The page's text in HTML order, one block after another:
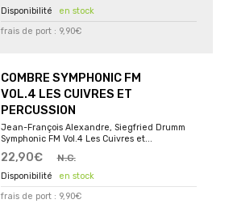
en stock
frais de port : 9,90€
COMBRE SYMPHONIC FM
VOL.4 LES CUIVRES ET
PERCUSSION
Jean-François Alexandre, Siegfried Drumm
Symphonic FM Vol.4 Les Cuivres et...
22,90€ N.C.
en stock
frais de port : 9,90€